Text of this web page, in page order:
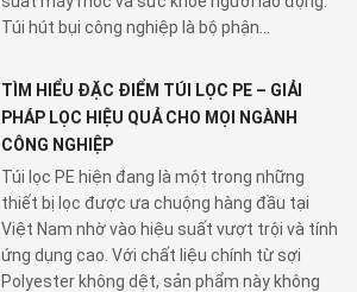
Túi hút bụi công nghiệp là bộ phận...
TÌM HIỂU ĐẶC ĐIỂM TÚI LỌC PE – GIẢI
PHÁP LỌC HIỆU QUẢ CHO MỌI NGÀNH
CÔNG NGHIỆP
Túi lọc PE hiện đang là một trong những
thiết bị lọc được ưa chuộng hàng đầu tại
Việt Nam nhờ vào hiệu suất vượt trội và tính
ứng dụng cao. Với chất liệu chính từ sợi
Polyester không dệt, sản phẩm này không